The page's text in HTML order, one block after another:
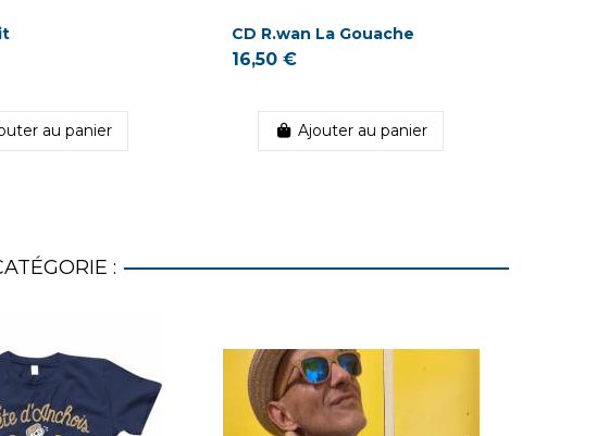
au panier
CD R.wan La Gouache
16,50 €
Ajouter au panier
: